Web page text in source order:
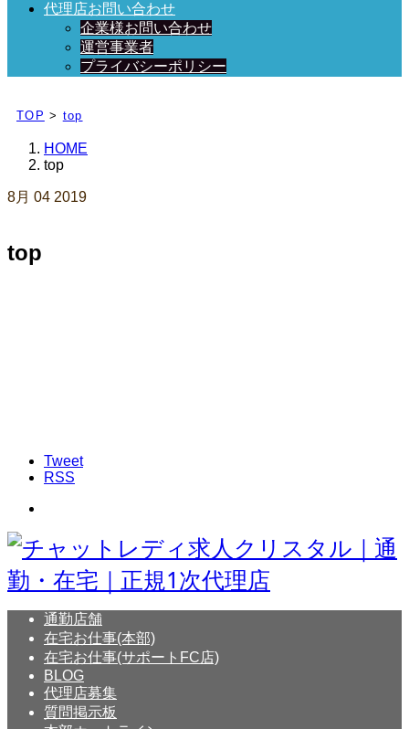
代理店お問い合わせ
企業様お問い合わせ
運営事業者
プライバシーポリシー
TOP > top
HOME
top
8月 04 2019
top
Tweet
RSS
通勤店舗
在宅お仕事(本部)
在宅お仕事(サポートFC店)
BLOG
代理店募集
質問掲示板